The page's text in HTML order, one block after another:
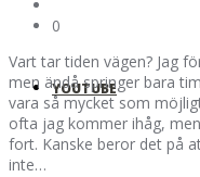
YOUTUBE
0
Vart tar tiden vägen? Jag
men ändå springer bara
vara så mycket som
ofta jag kommer ihåg,
fort. Kanske beror det på
inte…